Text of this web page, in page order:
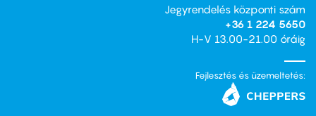
Jegyrendelés központi szám
+36 1 224 5650
H-V 13.00-21.00 óráig
Fejlesztés és üzemeltetés: